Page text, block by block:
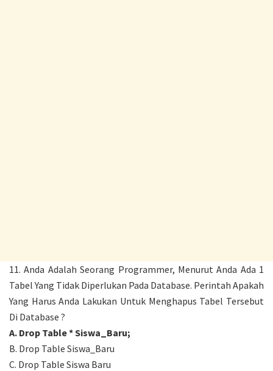
11. Anda Adalah Seorang Programmer, Menurut Anda Ada 1
Tabel Yang Tidak Diperlukan Pada Database. Perintah Apakah
Yang Harus Anda Lakukan Untuk Menghapus Tabel Tersebut
Di Database ?
A. Drop Table * Siswa_Baru;
B. Drop Table Siswa_Baru
C. Drop Table Siswa Baru